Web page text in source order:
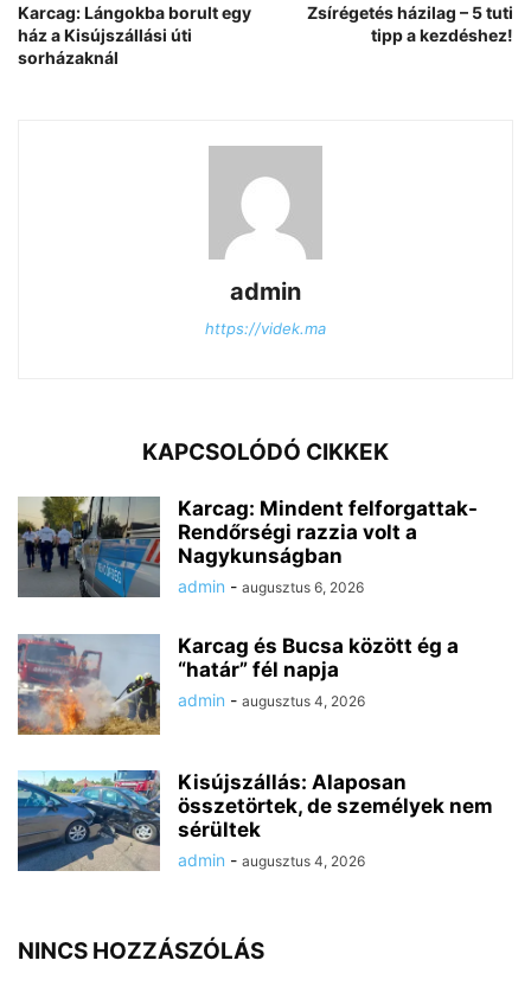
Karcag: Lángokba borult egy
ház a Kisújszállási úti
sorházaknál
Zsírégetés házilag – 5 tuti
tipp a kezdéshez!
admin
https://videk.ma
KAPCSOLÓDÓ CIKKEK
Karcag: Mindent felforgattak-
Rendőrségi razzia volt a
Nagykunságban
admin - augusztus 6, 2026
Karcag és Bucsa között ég a
“határ” fél napja
admin - augusztus 4, 2026
Kisújszállás: Alaposan
összetörtek, de személyek nem
sérültek
admin - augusztus 4, 2026
NINCS HOZZÁSZÓLÁS